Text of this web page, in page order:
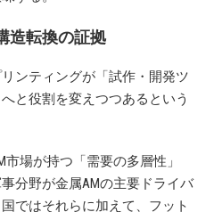
造転換の証拠
ンティングが「試作・開発ツ
と役割を変えつつあるという
場が持つ「需要の多層性」
分野が金属AMの主要ドライバ
ではそれらに加えて、フット